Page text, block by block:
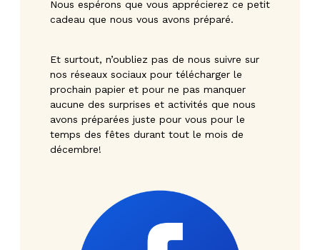
Nous espérons que vous apprécierez ce petit
cadeau que nous vous avons préparé.
Et surtout, n’oubliez pas de nous suivre sur
nos réseaux sociaux pour télécharger le
prochain papier et pour ne pas manquer
aucune des surprises et activités que nous
avons préparées juste pour vous pour le
temps des fêtes durant tout le mois de
décembre!